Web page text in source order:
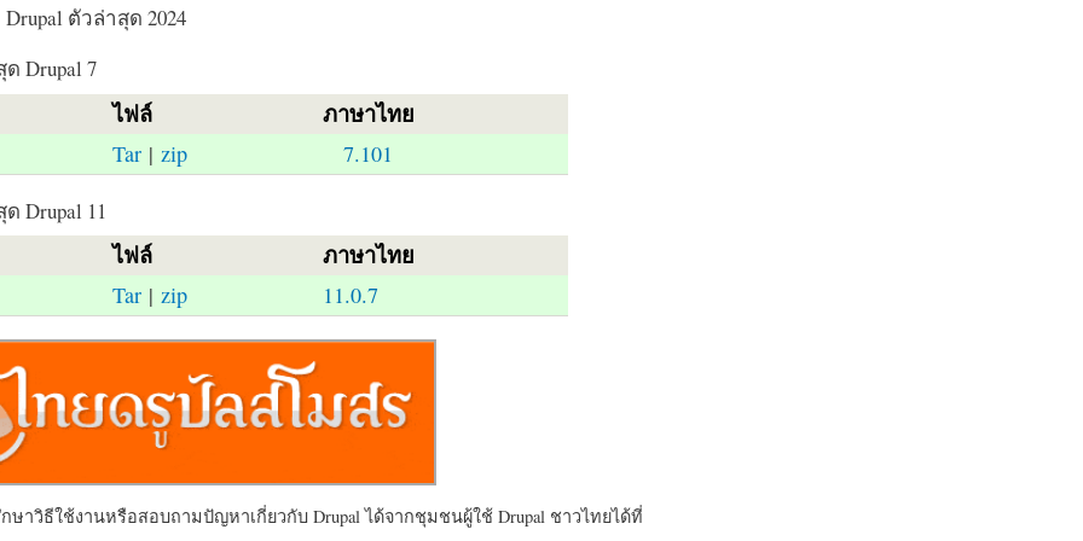
ตัวล่าสุด 2024
Drupal 7
ไฟล์ ภาษาไทย
Tar| zip 7.101
Drupal 11
ไฟล์ ภาษาไทย
Tar| zip 11.0.7
าวิธีใช้งานหรือสอบถามปัญหาเกี่ยวกับ Drupal ได้จากชุมชนผู้ใช้ Drupal ชาวไทยได้ที่